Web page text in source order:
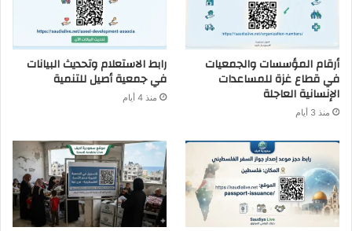
أرقام المؤسسات والجمعيات
في قطاع غزة للمساعدات
الإنسانية العاجلة
منذ 3 أيام
رابط الاستعلام وتحديث البيانات
في جمعية أصيل للتنمية
منذ 4 أيام